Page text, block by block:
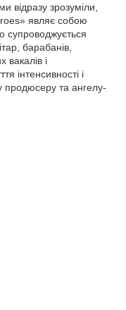
відразу зрозуміли,
являє собою
супроводжується
барабанів,
вакалів і
інтенсивності і
продюсеру та ангелу-